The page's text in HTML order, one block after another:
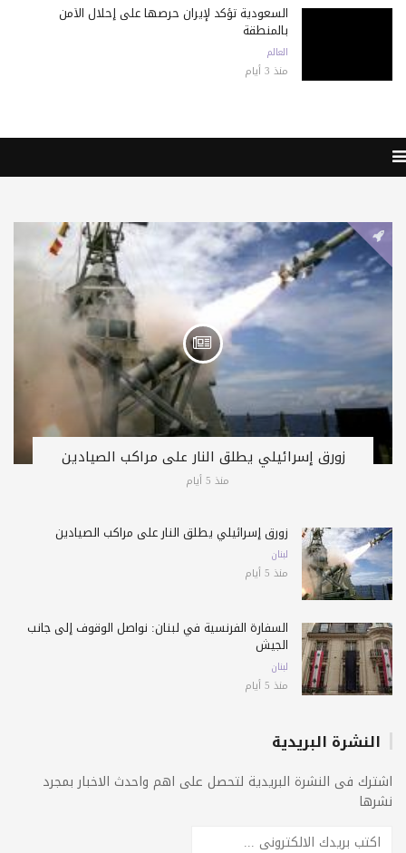
السعودية تؤكد لإيران حرصها على إحلال الأمن
بالمنطقة
العالم
منذ 3 أيام
زورق إسرائيلي يطلق النار على مراكب الصيادين
منذ 5 أيام
زورق إسرائيلي يطلق النار على مراكب الصيادين
لبنان
منذ 5 أيام
السفارة الفرنسية في لبنان: نواصل الوقوف إلى جانب
الجيش
لبنان
منذ 5 أيام
النشرة البريدية
اشترك فى النشرة البريدية لتحصل على اهم واحدث الاخبار بمجرد
نشرها